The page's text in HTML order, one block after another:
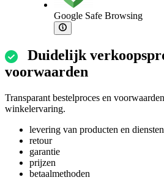
Google Safe Browsing
Duidelijk
voorwaarden
Transparant bestelproces en
winkelervaring.
levering van producten en diensten
retour
garantie
prijzen
betaalmethoden